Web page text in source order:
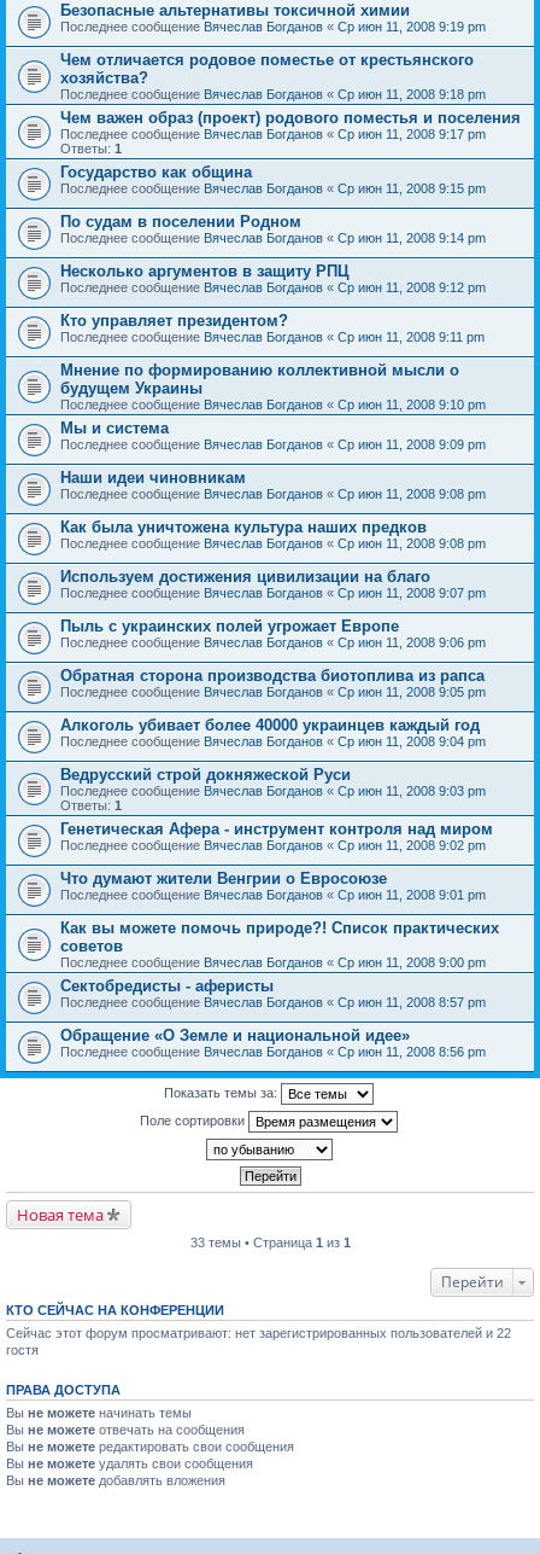
Безопасные альтернативы токсичной химии
Последнее сообщение Вячеслав Богданов « Ср июн 11, 2008 9:19 pm
Чем отличается родовое поместье от крестьянского
хозяйства?
Последнее сообщение Вячеслав Богданов « Ср июн 11, 2008 9:18 pm
Чем важен образ (проект) родового поместья и поселения
Последнее сообщение Вячеслав Богданов « Ср июн 11, 2008 9:17 pm
Ответы: 1
Государство как община
Последнее сообщение Вячеслав Богданов « Ср июн 11, 2008 9:15 pm
По судам в поселении Родном
Последнее сообщение Вячеслав Богданов « Ср июн 11, 2008 9:14 pm
Несколько аргументов в защиту РПЦ
Последнее сообщение Вячеслав Богданов « Ср июн 11, 2008 9:12 pm
Кто управляет президентом?
Последнее сообщение Вячеслав Богданов « Ср июн 11, 2008 9:11 pm
Мнение по формированию коллективной мысли о
будущем Украины
Последнее сообщение Вячеслав Богданов « Ср июн 11, 2008 9:10 pm
Мы и система
Последнее сообщение Вячеслав Богданов « Ср июн 11, 2008 9:09 pm
Наши идеи чиновникам
Последнее сообщение Вячеслав Богданов « Ср июн 11, 2008 9:08 pm
Как была уничтожена культура наших предков
Последнее сообщение Вячеслав Богданов « Ср июн 11, 2008 9:08 pm
Используем достижения цивилизации на благо
Последнее сообщение Вячеслав Богданов « Ср июн 11, 2008 9:07 pm
Пыль с украинских полей угрожает Европе
Последнее сообщение Вячеслав Богданов « Ср июн 11, 2008 9:06 pm
Обратная сторона производства биотоплива из рапса
Последнее сообщение Вячеслав Богданов « Ср июн 11, 2008 9:05 pm
Алкоголь убивает более 40000 украинцев каждый год
Последнее сообщение Вячеслав Богданов « Ср июн 11, 2008 9:04 pm
Ведрусский строй докняжеской Руси
Последнее сообщение Вячеслав Богданов « Ср июн 11, 2008 9:03 pm
Ответы: 1
Генетическая Афера - инструмент контроля над миром
Последнее сообщение Вячеслав Богданов « Ср июн 11, 2008 9:02 pm
Что думают жители Венгрии о Евросоюзе
Последнее сообщение Вячеслав Богданов « Ср июн 11, 2008 9:01 pm
Как вы можете помочь природе?! Список практических
советов
Последнее сообщение Вячеслав Богданов « Ср июн 11, 2008 9:00 pm
Сектобредисты - аферисты
Последнее сообщение Вячеслав Богданов « Ср июн 11, 2008 8:57 pm
Обращение «О Земле и национальной идее»
Последнее сообщение Вячеслав Богданов « Ср июн 11, 2008 8:56 pm
Показать темы за:
Поле сортировки
Новая тема
33 темы • Страница 1 из 1
Перейти
КТО СЕЙЧАС НА КОНФЕРЕНЦИИ
Сейчас этот форум просматривают: нет зарегистрированных пользователей и 22
гостя
ПРАВА ДОСТУПА
Вы не можете начинать темы
Вы не можете отвечать на сообщения
Вы не можете редактировать свои сообщения
Вы не можете удалять свои сообщения
Вы не можете добавлять вложения